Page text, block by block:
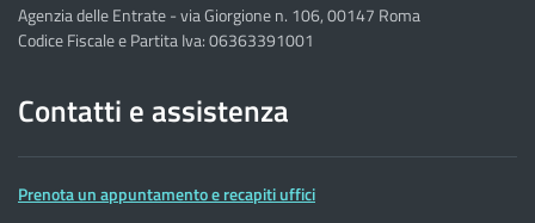
Agenzia delle Entrate - via Giorgione n. 106, 00147 Roma
Codice Fiscale e Partita Iva: 06363391001
Contatti e assistenza
Prenota un appuntamento e recapiti uffici